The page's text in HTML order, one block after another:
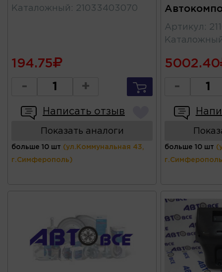
Каталожный : 21033403070
194.75
- +
Написать отзыв
Показать аналоги
больше 10 шт (ул.Коммунальная 43,
г.Симферополь)
Артикул :
5002.40
-
больше 10 шт